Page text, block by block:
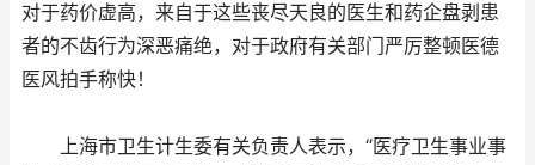
对于药价虚高，来自于这些丧尽天良的医生和药企盘剥患
者的不齿行为深恶痛绝，对于政府有关部门严厉整顿医德
医风拍手称快！
上海市卫生计生委有关负责人表示，“医疗卫生事业事